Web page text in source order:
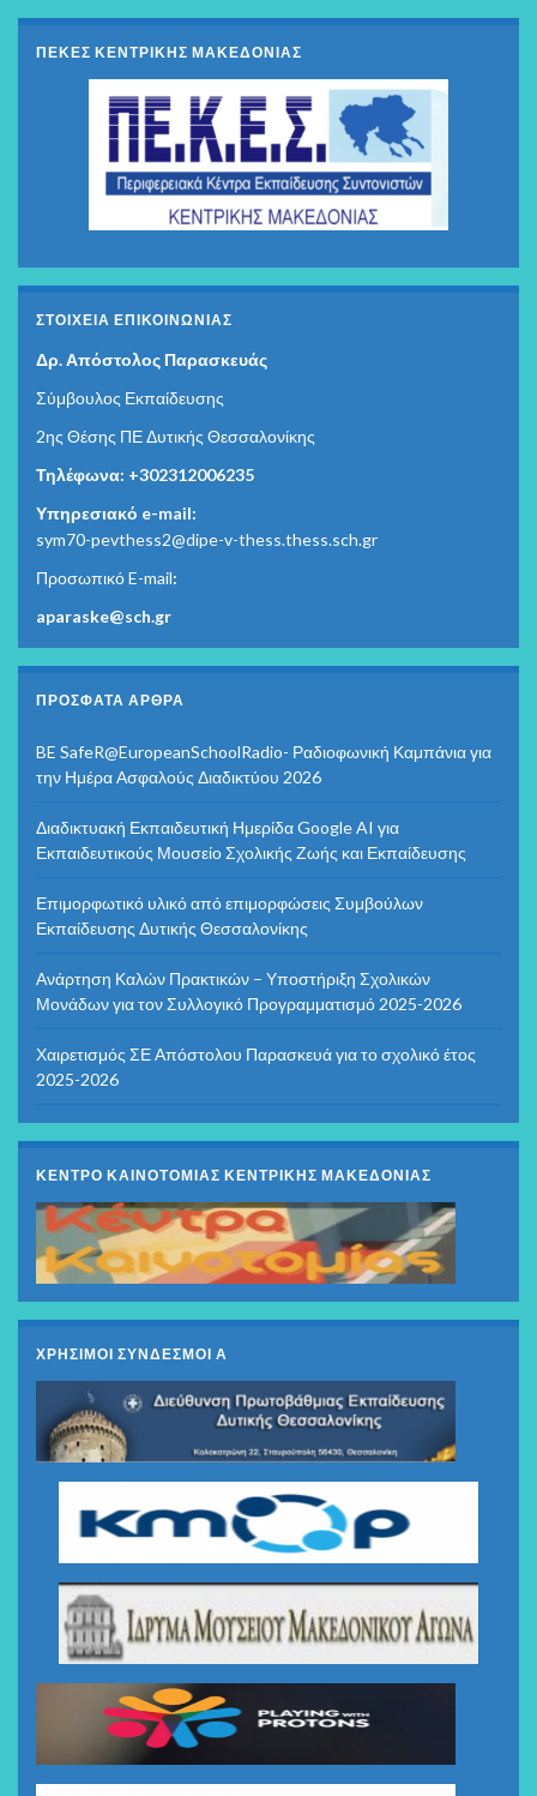
ΠΕΚΕΣ ΚΕΝΤΡΙΚΗΣ ΜΑΚΕΔΟΝΙΑΣ
ΣΤΟΙΧΕΊΑ ΕΠΙΚΟΙΝΩΝΊΑΣ
Δρ. Απόστολος Παρασκευάς
Σύμβουλος Εκπαίδευσης
2ης Θέσης ΠΕ Δυτικής Θεσσαλονίκης
Τηλέφωνα: +302312006235
Υπηρεσιακό e-mail:
sym70-pevthess2@dipe-v-thess.thess.sch.gr
Προσωπικό E-mail:
aparaske@sch.gr
ΠΡΌΣΦΑΤΑ ΆΡΘΡΑ
BE SafeR@EuropeanSchoolRadio- Ραδιοφωνική Καμπάνια για
την Ημέρα Ασφαλούς Διαδικτύου 2026
Διαδικτυακή Εκπαιδευτική Ημερίδα Google AI για
Εκπαιδευτικούς Μουσείο Σχολικής Ζωής και Εκπαίδευσης
Επιμορφωτικό υλικό από επιμορφώσεις Συμβούλων
Εκπαίδευσης Δυτικής Θεσσαλονίκης
Ανάρτηση Καλών Πρακτικών – Υποστήριξη Σχολικών
Μονάδων για τον Συλλογικό Προγραμματισμό 2025-2026
Χαιρετισμός ΣΕ Απόστολου Παρασκευά για το σχολικό έτος
2025-2026
ΚΕΝΤΡΟ ΚΑΙΝΟΤΟΜΙΑΣ ΚΕΝΤΡΙΚΗΣ ΜΑΚΕΔΟΝΙΑΣ
ΧΡΗΣΙΜΟΙ ΣΥΝΔΕΣΜΟΙ Α